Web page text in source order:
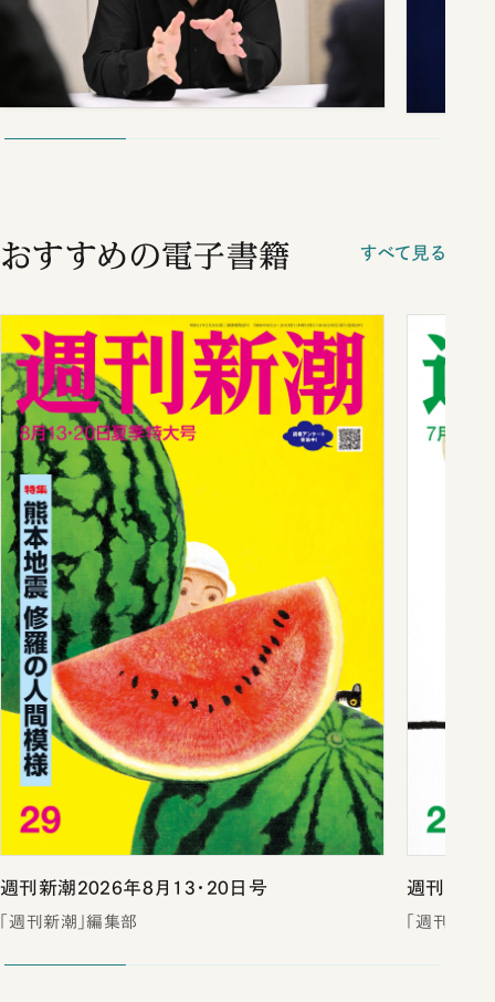
おすすめの電子書籍 すべて見る
週刊新潮2026年8月13・20日号
「週刊新潮」編集部
週刊新潮
「週刊新潮